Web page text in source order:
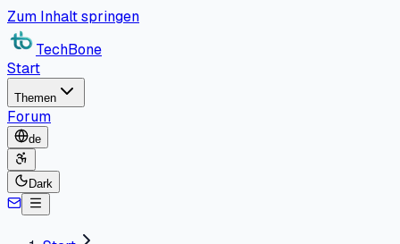
Zum Inhalt springen
TechBone
Start
Themen
Forum
de
Dark